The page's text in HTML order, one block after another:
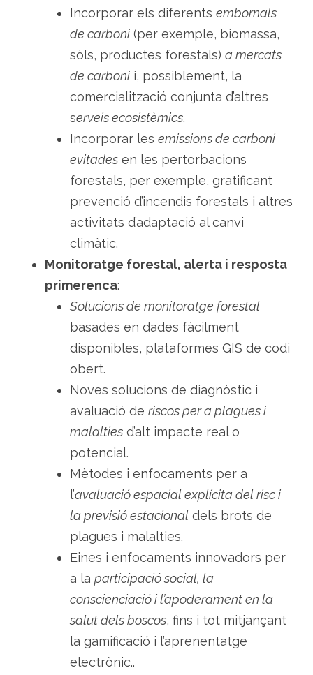
Incorporar els diferents embornals
de carboni (per exemple, biomassa,
sòls, productes forestals) a mercats
de carboni i, possiblement, la
comercialització conjunta d’altres
serveis ecosistèmics.
Incorporar les emissions de carboni
evitades en les pertorbacions
forestals, per exemple, gratificant
prevenció d’incendis forestals i altres
activitats d’adaptació al canvi
climàtic.
Monitoratge forestal, alerta i resposta
primerenca:
Solucions de monitoratge forestal
basades en dades fàcilment
disponibles, plataformes GIS de codi
obert.
Noves solucions de diagnòstic i
avaluació de riscos per a plagues i
malalties d’alt impacte real o
potencial.
Mètodes i enfocaments per a
l’avaluació espacial explícita del risc i
la previsió estacional dels brots de
plagues i malalties.
Eines i enfocaments innovadors per
a la participació social, la
conscienciació i l’apoderament en la
salut dels boscos, fins i tot mitjançant
la gamificació i l’aprenentatge
electrònic..